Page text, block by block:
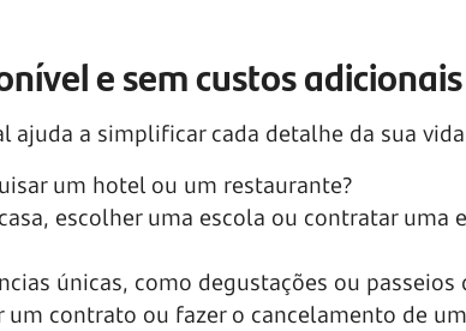
e sem custos adicionais
ajuda a simplificar cada detalhe da sua
um hotel ou um restaurante?
escolher uma escola ou contratar uma
únicas, como degustações ou passeios
um contrato ou fazer o cancelamento de